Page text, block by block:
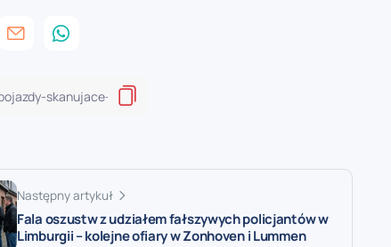
Następny artykuł
Fala oszustw z udziałem fałszywych policjantów w
Limburgii – kolejne ofiary w Zonhoven i Lummen